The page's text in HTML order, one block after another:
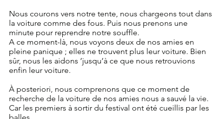
Nous courons vers notre tente, nous chargeons tout dans
la voiture comme des fous. Puis nous prenons une
minute pour reprendre notre souffle.
A ce moment-là, nous voyons deux de nos amies en
pleine panique ; elles ne trouvent plus leur voiture. Bien
sûr, nous les aidons ’jusqu’à ce que nous retrouvions
enfin leur voiture.
À posteriori, nous comprenons que ce moment de
recherche de la voiture de nos amies nous a sauvé la vie.
Car les premiers à sortir du festival ont été cueillis par les